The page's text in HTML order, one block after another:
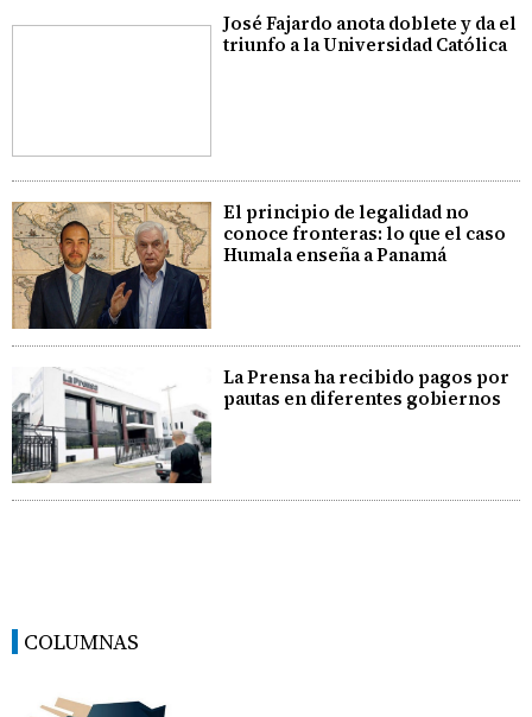
José Fajardo anota doblete y da el
triunfo a la Universidad Católica
El principio de legalidad no
conoce fronteras: lo que el caso
Humala enseña a Panamá
La Prensa ha recibido pagos por
pautas en diferentes gobiernos
COLUMNAS